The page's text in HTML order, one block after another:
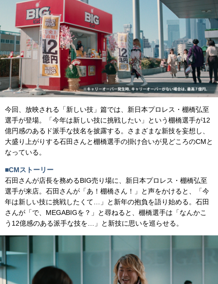
今回、放映される「新しい技」篇では、新日本プロレス・棚橋弘至
選手が登場。「今年は新しい技に挑戦したい」という棚橋選手が12
億円感のあるド派手な技名を披露する。さまざまな新技を妄想し、
大盛り上がりする石田さんと棚橋選手の掛け合いが見どころのCMと
なっている。
■CMストーリー
石田さんが店長を務めるBIG売り場に、新日本プロレス・棚橋弘至
選手が来店。石田さんが「あ！棚橋さん！」と声をかけると、「今
年は新しい技に挑戦したくて…」と新年の抱負を語り始める。石田
さんが「で、MEGABIGを？」と尋ねると、棚橋選手は「なんかこ
う12億感のある派手な技を…」と新技に思いを巡らせる。